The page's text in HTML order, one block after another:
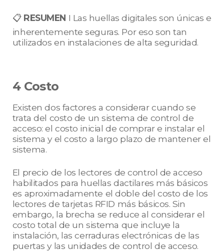
📋 RESUMEN I Las huellas digitales son únicas e
inherentemente seguras. Por eso son tan
utilizados en instalaciones de alta seguridad.
4 Costo
Existen dos factores a considerar cuando se
trata del costo de un sistema de control de
acceso: el costo inicial de comprar e instalar el
sistema y el costo a largo plazo de mantener el
sistema.
El precio de los lectores de control de acceso
habilitados para huellas dactilares más básicos
es aproximadamente el doble del costo de los
lectores de tarjetas RFID más básicos. Sin
embargo, la brecha se reduce al considerar el
costo total de un sistema que incluye la
instalación, las cerraduras electrónicas de las
puertas y las unidades de control de acceso.